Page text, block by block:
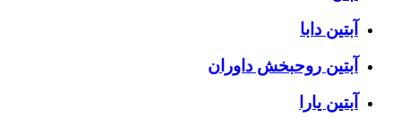
آبتین دابا
آبتین روحبخش داوران
آبتین یارا